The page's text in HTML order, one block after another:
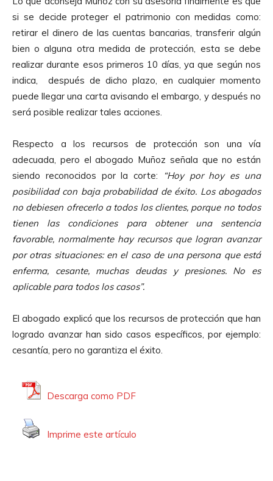
si se decide proteger el patrimonio con medidas como:
retirar el dinero de las cuentas bancarias, transferir algún
bien o alguna otra medida de protección, esta se debe
realizar durante esos primeros 10 días, ya que según nos
indica, después de dicho plazo, en cualquier momento
puede llegar una carta avisando el embargo, y después no
será posible realizar tales acciones.
Respecto a los recursos de protección son una vía
adecuada, pero el abogado Muñoz señala que no están
siendo reconocidos por la corte:
“Hoy por hoy es una
posibilidad con baja probabilidad de éxito. Los abogados
no debiesen ofrecerlo a todos los clientes, porque no todos
tienen las condiciones para obtener una sentencia
favorable, normalmente hay recursos que logran avanzar
por otras situaciones: en el caso de una persona que está
enferma, cesante, muchas deudas y presiones. No es
aplicable para todos los casos”.
El abogado explicó que los recursos de protección que han
logrado avanzar han sido casos específicos, por ejemplo:
cesantía, pero no garantiza el éxito.
Descarga como PDF
Imprime este artículo